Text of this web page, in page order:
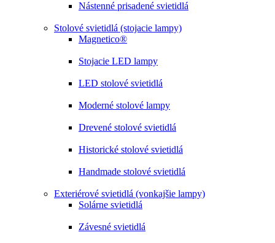
Nástenné prisadené svietidlá
Stolové svietidlá (stojacie lampy)
Magnetico®
Stojacie LED lampy
LED stolové svietidlá
Moderné stolové lampy
Drevené stolové svietidlá
Historické stolové svietidlá
Handmade stolové svietidlá
Exteriérové svietidlá (vonkajšie lampy)
Solárne svietidlá
Závesné svietidlá